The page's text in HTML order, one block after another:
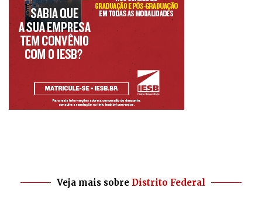
Veja mais sobre Distrito Federal